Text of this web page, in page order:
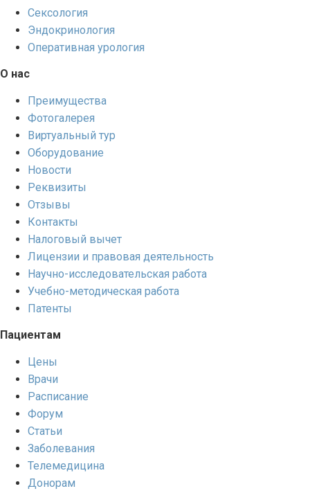
Сексология
Эндокринология
Оперативная урология
О нас
Преимущества
Фотогалерея
Виртуальный тур
Оборудование
Новости
Реквизиты
Отзывы
Контакты
Налоговый вычет
Лицензии и правовая деятельность
Научно-исследовательская работа
Учебно-методическая работа
Патенты
Пациентам
Цены
Врачи
Расписание
Форум
Статьи
Заболевания
Телемедицина
Донорам